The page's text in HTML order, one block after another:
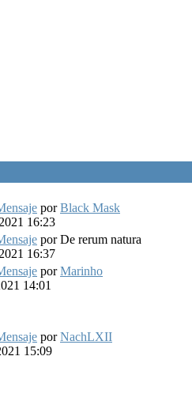
porBlack Mask
16:23
porDe rerum natura
16:37
porMarinho
14:01
porNachLXII
15:09